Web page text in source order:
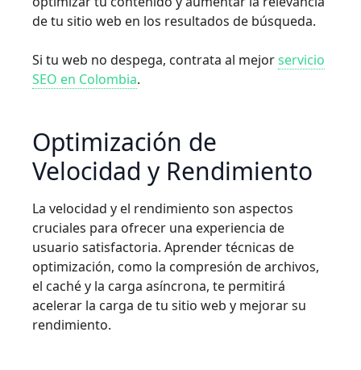
de tu sitio web en los resultados de búsqueda.
Si tu web no despega, contrata al mejorservicio
SEO en Colombia.
Optimización de
Velocidad y Rendimiento
La velocidad y el rendimiento son aspectos
cruciales para ofrecer una experiencia de
usuario satisfactoria. Aprender técnicas de
optimización, como la compresión de archivos,
el caché y la carga asíncrona, te permitirá
acelerar la carga de tu sitio web y mejorar su
rendimiento.